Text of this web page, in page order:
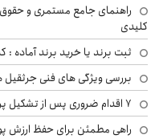
راهنمای جامع مستمری و
کلیدی
ثبت برند یا خرید برند آماده
بررسی ویژگی های فنی جرثقیل
۷ اقدام ضروری پس از تشکیل پرونده مواد مخدر؛ راهنمای خانواده‌ها
راهی مطمئن برای حفظ ارزش